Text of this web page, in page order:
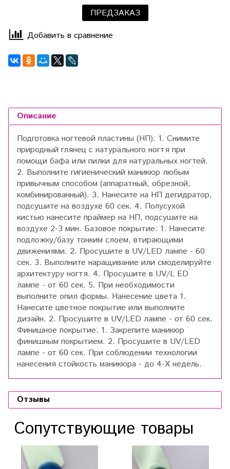
ПРЕДЗАКАЗ
Добавить в сравнение
Описание
Подготовка ногтевой пластины (НП): 1. Снимите
природный глянец с натурального ногтя при
помощи бафа или пилки для натуральных ногтей.
2. Выполните гигиенический маникюр любым
привычным способом (аппаратный, обрезной,
комбинированный). 3. Нанесите на НП дегидратор,
подсушите на воздухе 60 сек. 4. Полусухой
кистью нанесите праймер на НП, подсушите на
воздухе 2-3 мин. Базовое покрытие: 1. Нанесите
подложку/базу тонким слоем, втирающими
движениями. 2. Просушите в UV/LED лампе - 60
сек. 3. Выполните наращивание или смоделируйте
архитектуру ногтя. 4. Просушите в UV/L ED
лампе - от 60 сек. 5. При необходимости
выполните опил формы. Нанесение цвета 1.
Нанесите цветное покрытие или выполните
дизайн. 2. Просушите в UV/LED лампе - от 60 сек.
Финишное покрытие: 1. Закрепите маникюр
финишным покрытием. 2. Просушите в UV/LED
лампе - от 60 сек. При соблюдении технологии
нанесения стойкость маникюра - до 4-Х недель.
Отзывы
Сопутствующие товары